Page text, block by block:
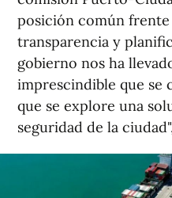
posición común
transparencia y
gobierno nos ha
imprescindible que se
que se explore una
seguridad de la